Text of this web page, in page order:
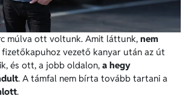
múlva ott voltunk. Amit láttunk, nem
fizetőkapuhoz vezető kanyar után az út
és ott, a jobb oldalon, a hegy
. A támfal nem bírta tovább tartani a
.